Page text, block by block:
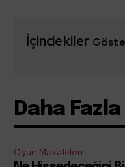
İçindekiler
Daha
Oyun Makaleleri